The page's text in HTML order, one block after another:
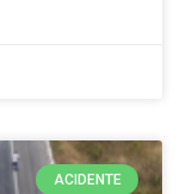
ACIDENTE